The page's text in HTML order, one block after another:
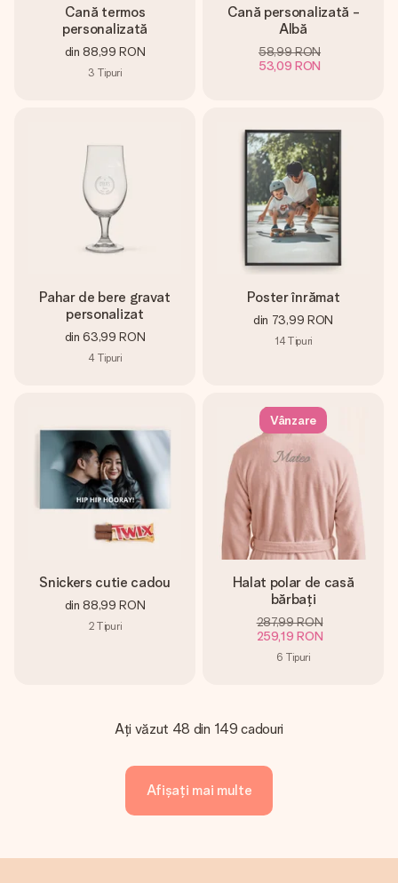
Cană termos
personalizată
din 88,99 RON
3 Tipuri
Cană personalizată -
Albă
58,99 RON
53,09 RON
Pahar de bere gravat
personalizat
din 63,99 RON
4 Tipuri
Poster înrămat
din 73,99 RON
14Tipuri
Snickers cutie cadou
din 88,99 RON
2 Tipuri
Vânzare
Halat polar de casă
bărbați
287,99 RON
259,19 RON
6 Tipuri
Ați văzut 48 din 149 cadouri
Afișați mai multe